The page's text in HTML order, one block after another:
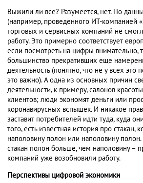
Выжили ли все? Разумеется, нет. По
(например, проведенного ИТ-компанией
торговых и сервисных компаний не
работу. Это примерно соответствует
если посмотреть на цифры внимательно,
большинство прекративших еще
деятельность (понятно, что не у всех это
это важно). А одна из основных причин
деятельности, к примеру, салонов
клиентов; люди экономят деньги или
коронавирусных вспышек. И никакое
заставит потребителей идти туда, куда
того, есть известная история про стакан,
наполовину полон или наполовину
стакан полон больше, чем наполовину –
компаний уже возобновили работу.
Перспективы цифровой экономики